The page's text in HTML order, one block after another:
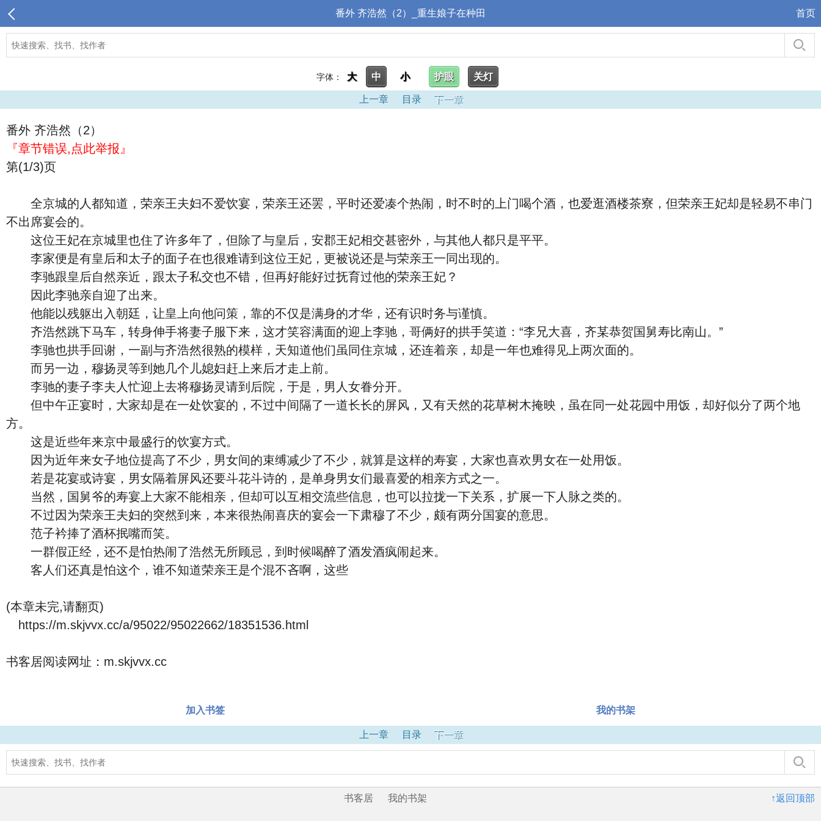
番外 齐浩然（2）_重生娘子在种田 首页
字体： 大 中 小 护眼 关灯
上一章 目录 下一章
番外 齐浩然（2）
『章节错误,点此举报』
第(1/3)页
全京城的人都知道，荣亲王夫妇不爱饮宴，荣亲王还罢，平时还爱凑个热闹，时不时的上门喝个酒，也爱逛酒楼茶寮，但荣亲王妃却是轻易不串门
不出席宴会的。
这位王妃在京城里也住了许多年了，但除了与皇后，安郡王妃相交甚密外，与其他人都只是平平。
李家便是有皇后和太子的面子在也很难请到这位王妃，更被说还是与荣亲王一同出现的。
李驰跟皇后自然亲近，跟太子私交也不错，但再好能好过抚育过他的荣亲王妃？
因此李驰亲自迎了出来。
他能以残躯出入朝廷，让皇上向他问策，靠的不仅是满身的才华，还有识时务与谨慎。
齐浩然跳下马车，转身伸手将妻子服下来，这才笑容满面的迎上李驰，哥俩好的拱手笑道：“李兄大喜，齐某恭贺国舅寿比南山。”
李驰也拱手回谢，一副与齐浩然很熟的模样，天知道他们虽同住京城，还连着亲，却是一年也难得见上两次面的。
而另一边，穆扬灵等到她几个儿媳妇赶上来后才走上前。
李驰的妻子李夫人忙迎上去将穆扬灵请到后院，于是，男人女眷分开。
但中午正宴时，大家却是在一处饮宴的，不过中间隔了一道长长的屏风，又有天然的花草树木掩映，虽在同一处花园中用饭，却好似分了两个地
方。
这是近些年来京中最盛行的饮宴方式。
因为近年来女子地位提高了不少，男女间的束缚减少了不少，就算是这样的寿宴，大家也喜欢男女在一处用饭。
若是花宴或诗宴，男女隔着屏风还要斗花斗诗的，是单身男女们最喜爱的相亲方式之一。
当然，国舅爷的寿宴上大家不能相亲，但却可以互相交流些信息，也可以拉拢一下关系，扩展一下人脉之类的。
不过因为荣亲王夫妇的突然到来，本来很热闹喜庆的宴会一下肃穆了不少，颇有两分国宴的意思。
范子衿捧了酒杯抿嘴而笑。
一群假正经，还不是怕热闹了浩然无所顾忌，到时候喝醉了酒发酒疯闹起来。
客人们还真是怕这个，谁不知道荣亲王是个混不吝啊，这些
(本章未完,请翻页)
https://m.skjvvx.cc/a/95022/95022662/18351536.html
书客居阅读网址：m.skjvvx.cc
加入书签 我的书架
上一章 目录 下一章
↑返回顶部
书客居 我的书架